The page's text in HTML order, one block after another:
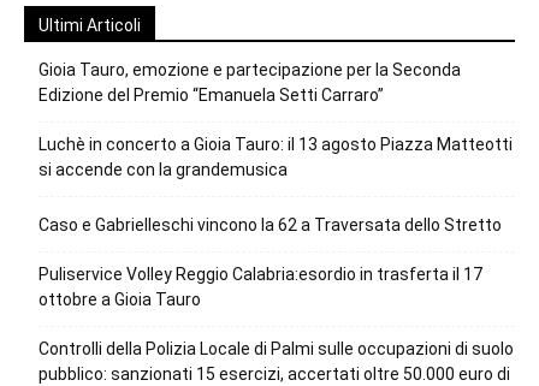
Ultimi Articoli
Gioia Tauro, emozione e partecipazione per la Seconda
Edizione del Premio “Emanuela Setti Carraro”
Luchè in concerto a Gioia Tauro: il 13 agosto Piazza Matteotti
si accende con la grandemusica
Caso e Gabrielleschi vincono la 62 a Traversata dello Stretto
Puliservice Volley Reggio Calabria:esordio in trasferta il 17
ottobre a Gioia Tauro
Controlli della Polizia Locale di Palmi sulle occupazioni di suolo
pubblico: sanzionati 15 esercizi, accertati oltre 50.000 euro di